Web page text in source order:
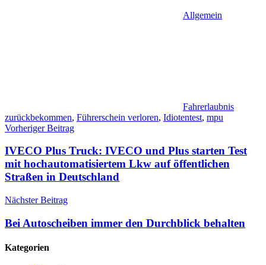
Allgemein
Fahrerlaubnis
zurückbekommen, Führerschein verloren, Idiotentest, mpu
Beitragsnavigation
Vorheriger Beitrag
IVECO Plus Truck: IVECO und Plus starten Test
mit hochautomatisiertem Lkw auf öffentlichen
Straßen in Deutschland
Nächster Beitrag
Bei Autoscheiben immer den Durchblick behalten
Kategorien